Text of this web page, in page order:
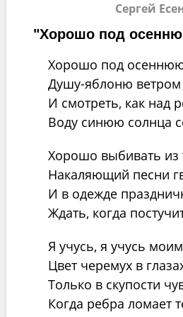
Сергей
"Хорошо под
Хорошо под
Душу-яблоню ветром
И смотреть, как над
Воду синюю солнца
Хорошо выбивать из
Накаляющий песни
И в одежде
Ждать, когда
Я учусь, я учусь
Цвет черемух в
Только в скупости
Когда ребра ломает